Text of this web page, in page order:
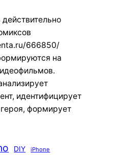
действительно
666850/
на
идентифицирует
формирует
DIY iPhone